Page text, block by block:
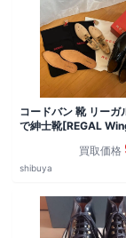
コードバン 靴 リーガ
で紳士靴[REGAL
買取価格
shibuya